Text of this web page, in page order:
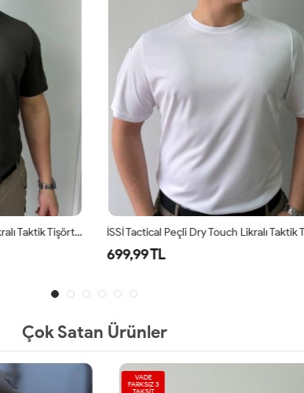
İSSİ Tactical Peçli Dry Touch Likralı Taktik Tişört Haki
699,99 TL
Çok Satan Ürünler
VADE
FARKSIZ 3
TAKSİT